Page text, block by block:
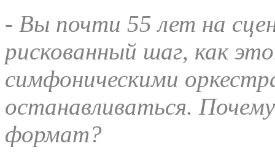
- Вы почти 55 лет на
рискованный шаг, как
симфоническими
останавливаться.
формат?